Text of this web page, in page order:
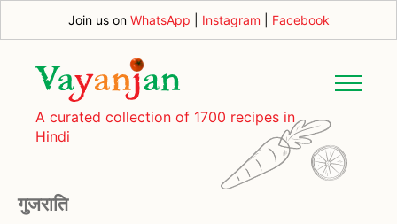
Join us on WhatsApp Instagram Facebook
A curated collection of 1700 recipes in
Hindi
गुजराति